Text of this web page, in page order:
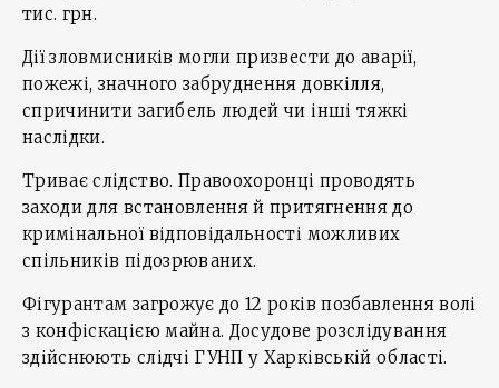
тис. грн.
Дії зловмисників могли призвести до аварії,
пожежі, значного забруднення довкілля,
спричинити загибель людей чи інші тяжкі
наслідки.
Триває слідство. Правоохоронці проводять
заходи для встановлення й притягнення до
кримінальної відповідальності можливих
спільників підозрюваних.
Фігурантам загрожує до 12 років позбавлення волі
з конфіскацією майна. Досудове розслідування
здійснюють слідчі ГУНП у Харківській області.